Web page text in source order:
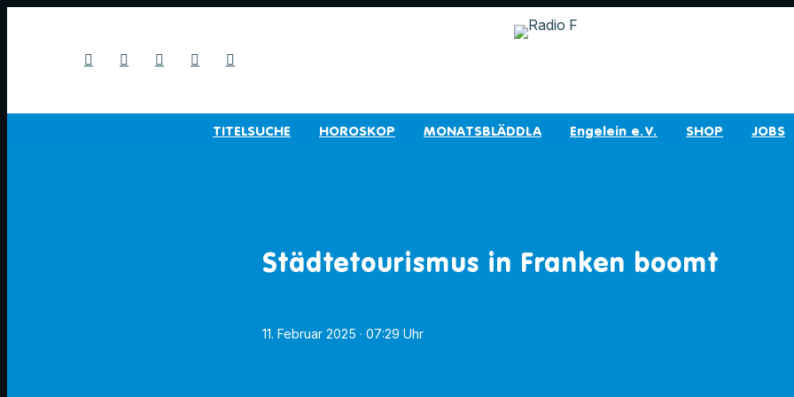
TITELSUCHE HOROSKOP MONATSBLÄDDLA Engelein e.V. SHOP JOBS
Städtetourismus in Franken boomt
11. Februar 2025 · 07:29 Uhr